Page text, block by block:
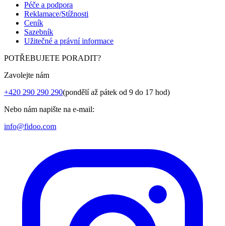
Péče a podpora
Reklamace/Stížnosti
Ceník
Sazebník
Užitečné a právní informace
POTŘEBUJETE PORADIT?
Zavolejte nám
+420 290 290 290(pondělí až pátek od 9 do 17 hod)
Nebo nám napište na e-mail:
info@fidoo.com